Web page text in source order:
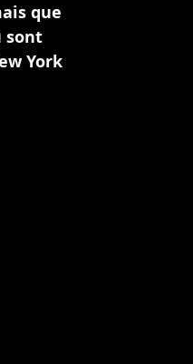
que
sont
York